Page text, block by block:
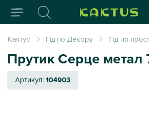
Кактус Гід по Декору Гід по
Прутик Серце метал
Артикул:104903